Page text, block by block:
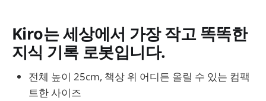
Kiro는 세상에서 가장 작고 똑똑한
지식 기록 로봇입니다.
전체 높이 25cm, 책상 위 어디든 올릴 수 있는 컴팩
트한 사이즈